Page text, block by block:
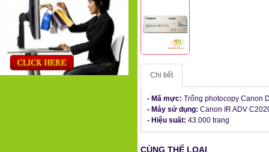
Chi tiết
- Mã mực:Trống photocopy Canon
- Máy sử dụng:Canon IR ADV
- Hiệu suất: 43.000 trang
CÙNG THỂ LOẠI